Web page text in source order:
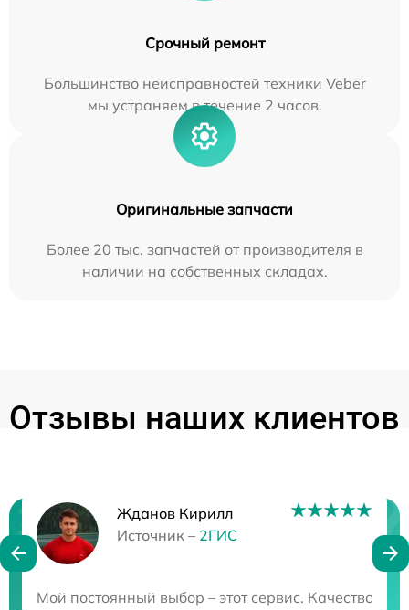
Срочный ремонт
Большинство неисправностей техники Veber
мы устраняем в течение 2 часов.
Оригинальные запчасти
Более 20 тыс. запчастей от производителя в
наличии на собственных складах.
Отзывы наших клиентов
Жданов Кирилл
Источник – 2ГИС
Мой постоянный выбор – этот сервис. Качество
Нужна консультация?